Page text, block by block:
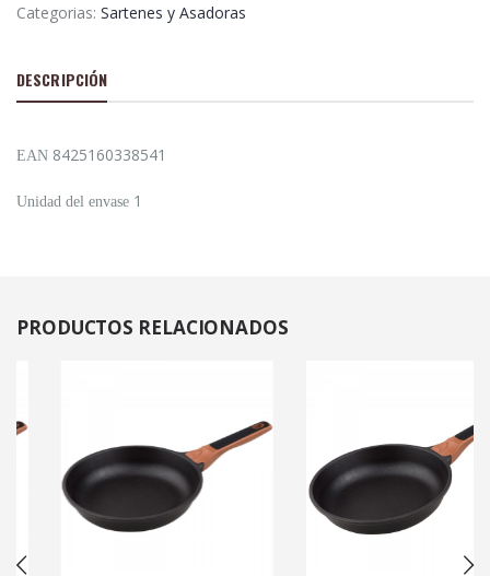
Categorias: Sartenes y Asadoras
DESCRIPCIÓN
EAN 8425160338541
Unidad del envase 1
PRODUCTOS RELACIONADOS